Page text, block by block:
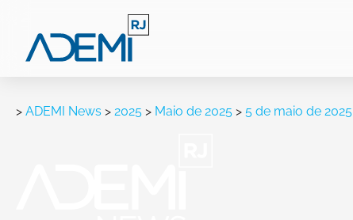
> ADEMI News > 2025 > Maio de 2025 > 5 de maio de 2025